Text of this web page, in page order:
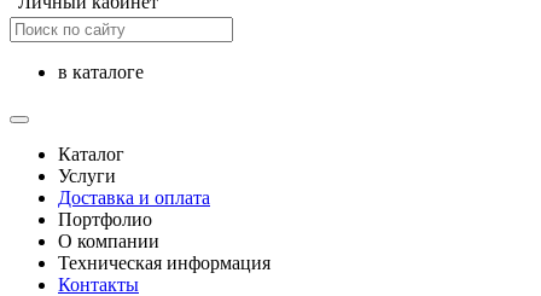
в каталоге
Каталог
Услуги
Доставка и оплата
Портфолио
О компании
Техническая информация
Контакты